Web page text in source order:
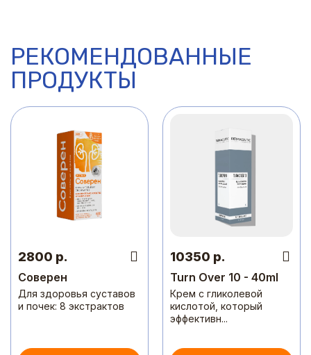
РЕКОМЕНДОВАННЫЕ
ПРОДУКТЫ
2800 р.
Соверен
Для здоровья суставов
и почек: 8 экстрактов
10350 р.
Turn Over 10 - 40ml
Крем с гликолевой
кислотой, который
эффективн...